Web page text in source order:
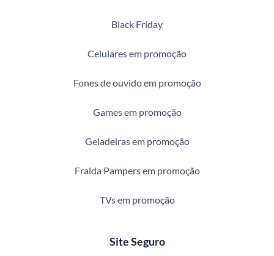
Black Friday
Celulares em promoção
Fones de ouvido em promoção
Games em promoção
Geladeiras em promoção
Fralda Pampers em promoção
TVs em promoção
Site Seguro